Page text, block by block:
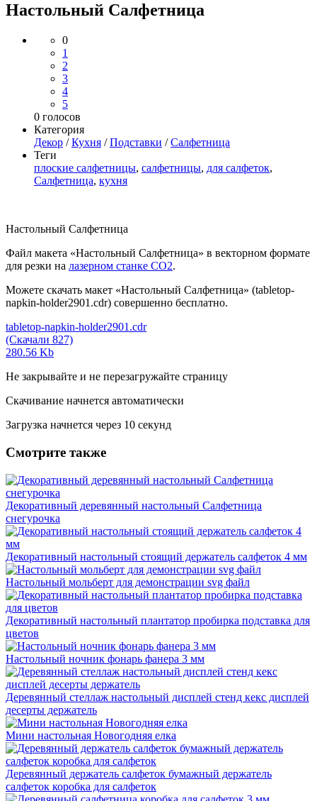
Настольный Салфетница
0
1
2
3
4
5
0 голосов
Категория
Декор /Кухня /Подставки /Салфетница
Теги
плоские салфетницы, салфетницы, для салфеток,
Салфетница, кухня
Настольный Салфетница
Файл макета «Настольный Салфетница» в векторном формате
для резки на лазерном станке СО2.
Можете скачать макет «Настольный Салфетница» (tabletop-
napkin-holder2901.cdr) совершенно бесплатно.
tabletop-napkin-holder2901.cdr
(Скачали 827)
280.56 Kb
Не закрывайте и не перезагружайте страницу
Скачивание начнется автоматически
Загрузка начнется через 10 секунд
Смотрите также
Декоративный деревянный настольный Салфетница
снегурочка
Декоративный настольный стоящий держатель салфеток 4 мм
Настольный мольберт для демонстрации svg файл
Декоративный настольный плантатор пробирка подставка для
цветов
Настольный ночник фонарь фанера 3 мм
Деревянный стеллаж настольный дисплей стенд кекс дисплей
десерты держатель
Мини настольная Новогодняя елка
Деревянный держатель салфеток бумажный держатель
салфеток коробка для салфеток